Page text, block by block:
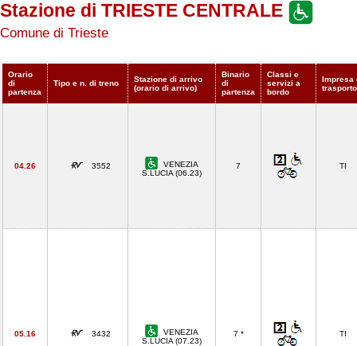
Stazione di TRIESTE CENTRALE
Comune di Trieste
Orario
di
partenza
Tipo e n. di treno
Stazione di arrivo
(orario di arrivo)
Binario
di
partenza
Classi e
servizi a
bordo
Impresa
trasporto
04.26 3552
VENEZIA
S.LUCIA (06.23)
7 TI
05.16 3432
VENEZIA
S.LUCIA (07.23)
7 * TI